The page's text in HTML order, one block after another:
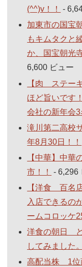
(^^)v！！
-
加東市の国宝
もキムタクと
か、国宝朝光
6,600 ビュー
【肉 ステー
ほど旨いです
会社の新年会
滝川第二高校
年8月30日！！
【中華】中
市！！
- 6,296
【洋食 百名
入店できる
ームコロッ
洋食の朝日
してみました
高配当株 1位